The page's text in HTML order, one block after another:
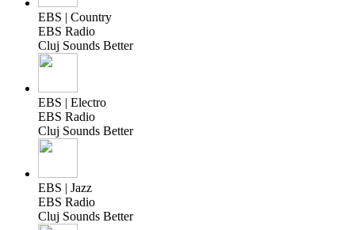
EBS | Country
EBS Radio
Cluj Sounds Better
EBS | Electro
EBS Radio
Cluj Sounds Better
EBS | Jazz
EBS Radio
Cluj Sounds Better